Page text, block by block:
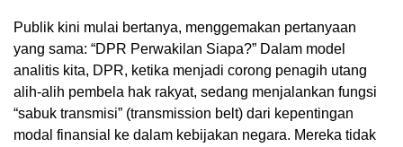
Publik kini mulai bertanya, menggemakan pertanyaan
yang sama: “DPR Perwakilan Siapa?” Dalam model
analitis kita, DPR, ketika menjadi corong penagih utang
alih-alih pembela hak rakyat, sedang menjalankan fungsi
“sabuk transmisi” (transmission belt) dari kepentingan
modal finansial ke dalam kebijakan negara. Mereka tidak